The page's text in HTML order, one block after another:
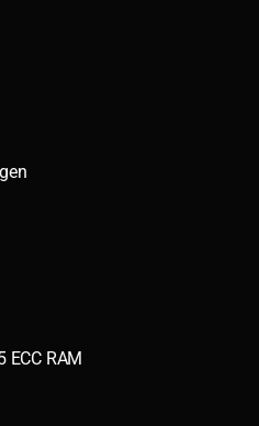
ECC RAM